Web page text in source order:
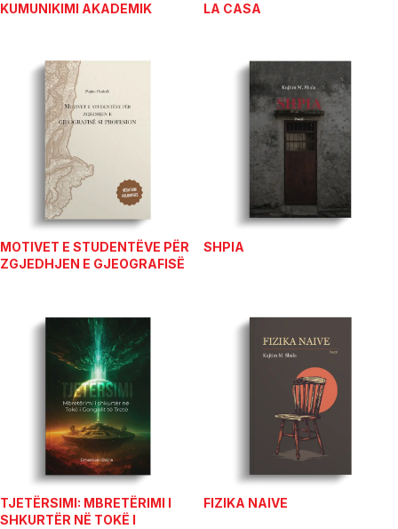
KUMUNIKIMI AKADEMIK LA CASA
MOTIVET E STUDENTËVE PËR
ZGJEDHJEN E GJEOGRAFISË
SHPIA
TJETËRSIMI: MBRETËRIMI I
SHKURTËR NË TOKË I
FIZIKA NAIVE